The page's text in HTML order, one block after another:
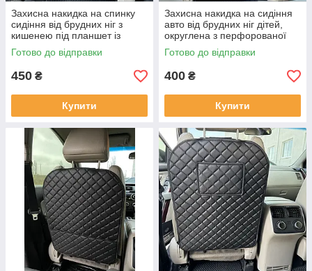
Захисна накидка на спинку
сидіння від брудних ніг з
кишенею під планшет із
перфорованої екошкіри
Чорна
Готово до відправки
450 ₴
Купити
Захисна накидка на сидіння
авто від брудних ніг дітей,
округлена з перфорованої
Екошкіри Чорна
Готово до відправки
400 ₴
Купити